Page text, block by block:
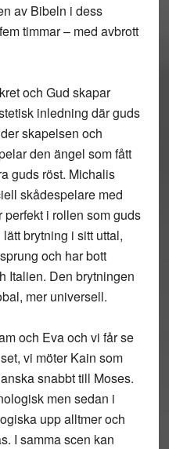
av Bibeln i dess
timmar – med avbrott
och Gud skapar
inledning där guds
skapelsen och
den ängel som fått
guds röst. Michalis
skådespelare med
i rollen som guds
brytning i sitt uttal,
och har bott
Italien. Den brytningen
mer universell.
och Eva och vi får se
vi möter Kain som
snabbt till Moses.
men sedan i
upp alltmer och
I samma scen kan